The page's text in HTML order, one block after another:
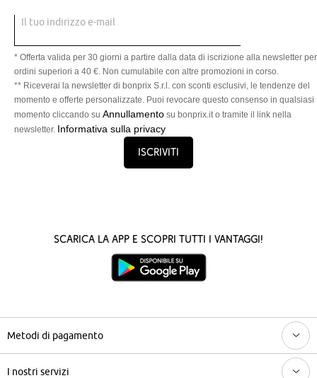
Il tuo indirizzo e-mail
* Offerta valida per 30 giorni a partire dalla data di iscrizione alla newsletter per
ordini superiori a 40 €. Non cumulabile con altre promozioni in corso.
** Riceverai la newsletter di bonprix S.r.l. con sconti esclusivi, le tendenze del
momento e offerte personalizzate. Puoi revocare questo consenso in qualsiasi
momento cliccando su Annullamento su bonprix.it o tramite il link nella
newsletter. Informativa sulla privacy
Iscriviti
Scarica la App e scopri tutti i vantaggi!
Metodi di pagamento
I nostri servizi